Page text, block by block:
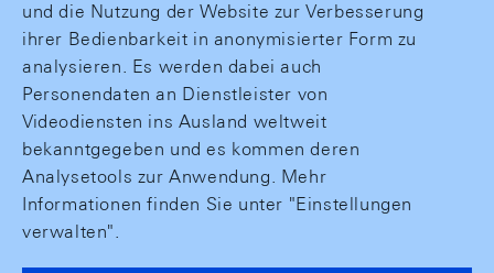
und die Nutzung der Website zur Verbesserung
ihrer Bedienbarkeit in anonymisierter Form zu
analysieren. Es werden dabei auch
Personendaten an Dienstleister von
Videodiensten ins Ausland weltweit
bekanntgegeben und es kommen deren
Analysetools zur Anwendung. Mehr
Informationen finden Sie unter "Einstellungen
verwalten".